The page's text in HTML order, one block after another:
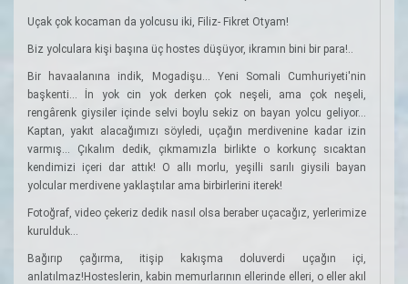
Uçak çok kocaman da yolcusu iki, Filiz- Fikret Otyam!
Biz yolculara kişi başına üç hostes düşüyor, ikramın bini bir para!..
Bir havaalanına indik, Mogadişu... Yeni Somali Cumhuriyeti'nin
başkenti... İn yok cin yok derken çok neşeli, ama çok neşeli,
rengârenk giysiler içinde selvi boylu sekiz on bayan yolcu geliyor...
Kaptan, yakıt alacağımızı söyledi, uçağın merdivenine kadar izin
varmış... Çıkalım dedik, çıkmamızla birlikte o korkunç sıcaktan
kendimizi içeri dar attık! O allı morlu, yeşilli sarılı giysili bayan
yolcular merdivene yaklaştılar ama birbirlerini iterek!
Fotoğraf, video çekeriz dedik nasıl olsa beraber uçacağız, yerlerimize
kurulduk...
Bağırıp çağırma, itişip kakışma doluverdi uçağın içi,
anlatılmaz!Hosteslerin, kabin memurlarının ellerinde elleri, o eller akıl